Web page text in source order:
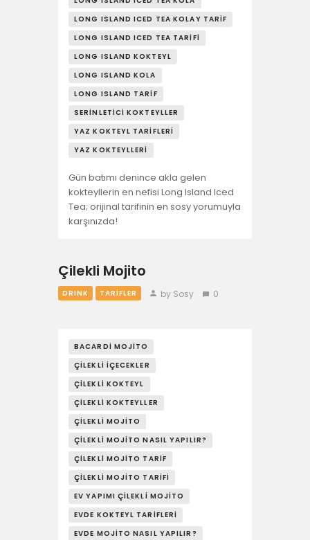
LONG ISLAND ICED TEA KOLAY TARIF
LONG ISLAND ICED TEA TARIFI
LONG ISLAND KOKTEYL
LONG ISLAND KOLA
LONG ISLAND TARIF
SERINLETICI KOKTEYLLER
YAZ KOKTEYL TARIFLERI
YAZ KOKTEYLLERI
Gün batımı denince akla gelen
kokteyllerin en nefisi Long Island Iced
Tea; orijinal tarifinin en sosy yorumuyla
karşınızda!
Çilekli Mojito
DRINK TARIFLER by Sosy 0
BACARDI MOJITO
ÇILEKLI İÇECEKLER
ÇILEKLI KOKTEYL
ÇILEKLI KOKTEYLLER
ÇILEKLI MOJITO
ÇILEKLI MOJITO NASIL YAPILIR?
ÇILEKLI MOJITO TARIF
ÇILEKLI MOJITO TARIFI
EV YAPIMI ÇILEKLI MOJITO
EVDE KOKTEYL TARIFLERI
EVDE MOJITO NASIL YAPILIR?